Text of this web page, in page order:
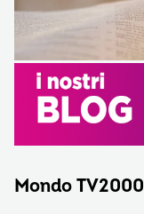
Mondo TV2000